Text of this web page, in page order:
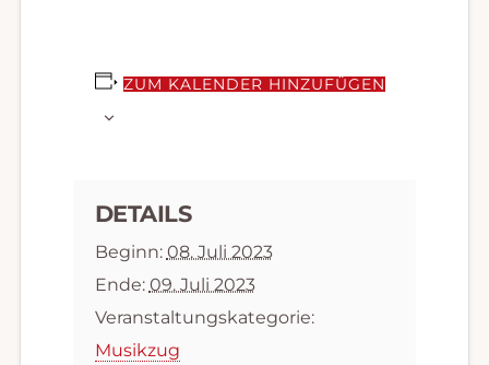
ZUM KALENDER HINZUFÜGEN
DETAILS
Beginn: 08. Juli 2023
Ende: 09. Juli 2023
Veranstaltungskategorie:
Musikzug